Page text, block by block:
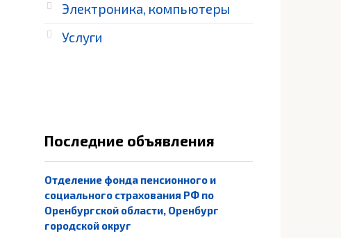
Электроника, компьютеры
Услуги
Последние объявления
Отделение фонда пенсионного и
социального страхования РФ по
Оренбургской области, Оренбург
городской округ